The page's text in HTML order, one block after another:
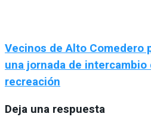
Vecinos de Alto Comedero
una jornada de
recreación
Deja una respuesta